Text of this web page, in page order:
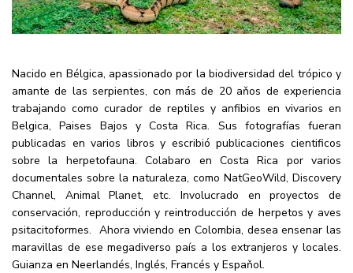
Nacido en Bélgica, apassionado por la biodiversidad del trópico y
amante de las serpientes, con más de 20 aňos de experiencia
trabajando como curador de reptiles y anfibios en vivarios en
Belgica, Paises Bajos y Costa Rica. Sus fotografías fueran
publicadas en varios libros y escribió publicaciones cientificos
sobre la herpetofauna. Colabaro en Costa Rica por varios
documentales sobre la naturaleza, como NatGeoWild, Discovery
Channel, Animal Planet, etc. Involucrado en proyectos de
conservación, reproducción y reintroducción de herpetos y aves
psitacitoformes. Ahora viviendo en Colombia, desea ensenar las
maravillas de ese megadiverso país a los extranjeros y locales.
Guianza en Neerlandés, Inglés, Francés y Espaňol.